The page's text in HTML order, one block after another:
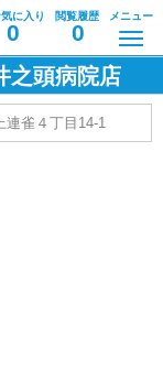
に入り
0
閲覧履歴
0
メニュー
之頭病院店
連雀４丁目14-1